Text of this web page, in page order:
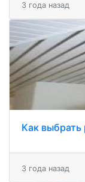
3 года назад
Как выбрать
3 года назад